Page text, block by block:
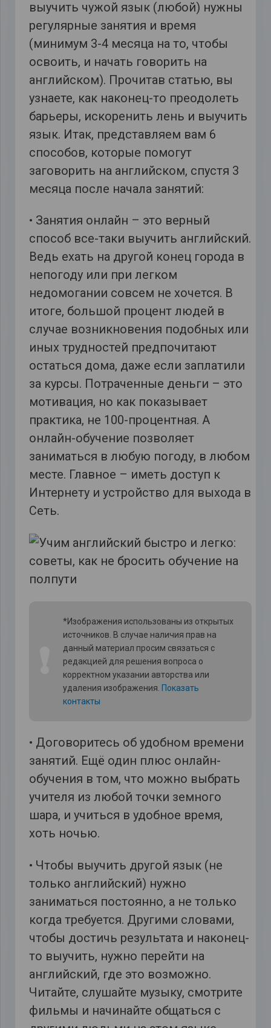
выучить чужой язык (любой) нужны
регулярные занятия и время
(минимум 3-4 месяца на то, чтобы
освоить, и начать говорить на
английском). Прочитав статью, вы
узнаете, как наконец-то преодолеть
барьеры, искоренить лень и выучить
язык. Итак, представляем вам 6
способов, которые помогут
заговорить на английском, спустя 3
месяца после начала занятий:
• Занятия онлайн – это верный
способ все-таки выучить английский.
Ведь ехать на другой конец города в
непогоду или при легком
недомогании совсем не хочется. В
итоге, большой процент людей в
случае возникновения подобных или
иных трудностей предпочитают
остаться дома, даже если заплатили
за курсы. Потраченные деньги – это
мотивация, но как показывает
практика, не 100-процентная. А
онлайн-обучение позволяет
заниматься в любую погоду, в любом
месте. Главное – иметь доступ к
Интернету и устройство для выхода в
Сеть.
*Изображения использованы из открытых
источников. В случае наличия прав на
данный материал просим связаться с
редакцией для решения вопроса о
корректном указании авторства или
удаления изображения. Показать
контакты
• Договоритесь об удобном времени
занятий. Ещё один плюс онлайн-
обучения в том, что можно выбрать
учителя из любой точки земного
шара, и учиться в удобное время,
хоть ночью.
• Чтобы выучить другой язык (не
только английский) нужно
заниматься постоянно, а не только
когда требуется. Другими словами,
чтобы достичь результата и наконец-
то выучить, нужно перейти на
английский, где это возможно.
Читайте, слушайте музыку, смотрите
фильмы и начинайте общаться с